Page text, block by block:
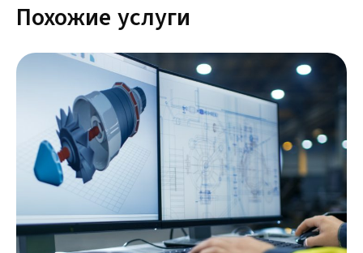
Похожие услуги